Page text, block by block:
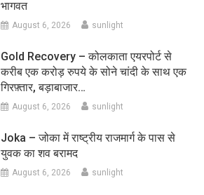
भागवत
August 6, 2026 sunlight
Gold Recovery – कोलकाता एयरपोर्ट से
करीब एक करोड़ रुपये के सोने चांदी के साथ एक
गिरफ़्तार, बड़ाबाजार…
August 6, 2026 sunlight
Joka – जोका में राष्ट्रीय राजमार्ग के पास से
युवक का शव बरामद
August 6, 2026 sunlight